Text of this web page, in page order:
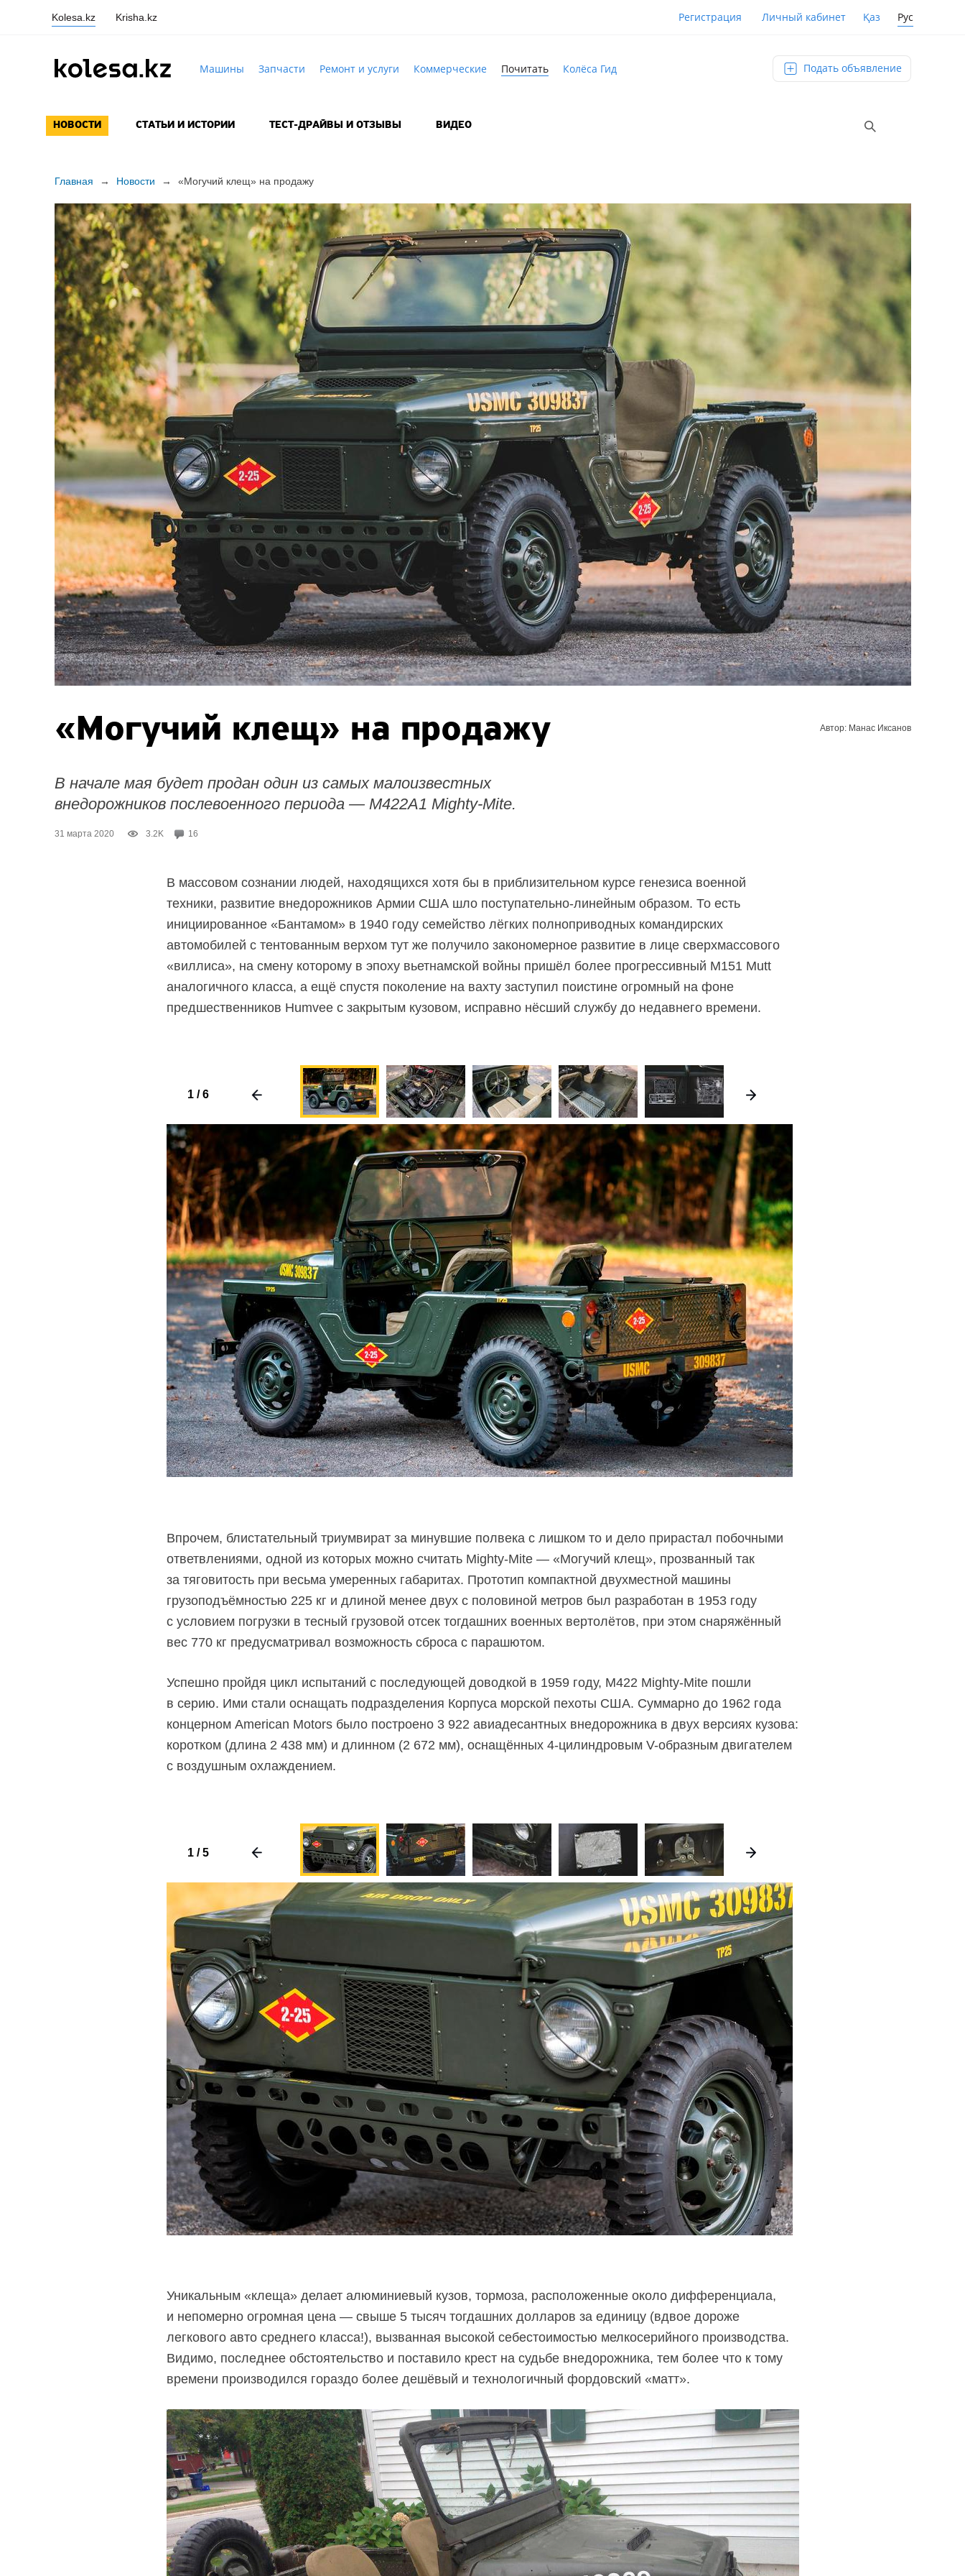
Kolesa.kz Krisha.kz Регистрация Личный кабинет Қаз Рус
Машины Запчасти Ремонт и услуги Коммерческие Почитать Колёса Гид Подать объявление
НОВОСТИ СТАТЬИ И ИСТОРИИ ТЕСТ-ДРАЙВЫ И ОТЗЫВЫ ВИДЕО
Главная → Новости → «Могучий клещ» на продажу
«Могучий клещ» на продажу
В начале мая будет продан один из самых малоизвестных
внедорожников послевоенного периода — M422A1 Mighty-Mite.
31 марта 2020 3.2K 16
Автор: Манас Иксанов
В массовом сознании людей, находящихся хотя бы в приблизительном курсе генезиса военной
техники, развитие внедорожников Армии США шло поступательно-линейным образом. То есть
инициированное «Бантамом» в 1940 году семейство лёгких полноприводных командирских
автомобилей с тентованным верхом тут же получило закономерное развитие в лице сверхмассового
«виллиса», на смену которому в эпоху вьетнамской войны пришёл более прогрессивный M151 Mutt
аналогичного класса, а ещё спустя поколение на вахту заступил поистине огромный на фоне
предшественников Humvee с закрытым кузовом, исправно нёсший службу до недавнего времени.
1/6
Впрочем, блистательный триумвират за минувшие полвека с лишком то и дело прирастал побочными
ответвлениями, одной из которых можно считать Mighty-Mite — «Могучий клещ», прозванный так
за тяговитость при весьма умеренных габаритах. Прототип компактной двухместной машины
грузоподъёмностью 225 кг и длиной менее двух с половиной метров был разработан в 1953 году
с условием погрузки в тесный грузовой отсек тогдашних военных вертолётов, при этом снаряжённый
вес 770 кг предусматривал возможность сброса с парашютом.
Успешно пройдя цикл испытаний с последующей доводкой в 1959 году, M422 Mighty-Mite пошли
в серию. Ими стали оснащать подразделения Корпуса морской пехоты США. Суммарно до 1962 года
концерном American Motors было построено 3 922 авиадесантных внедорожника в двух версиях кузова:
коротком (длина 2 438 мм) и длинном (2 672 мм), оснащённых 4-цилиндровым V-образным двигателем
с воздушным охлаждением.
1/5
Уникальным «клеща» делает алюминиевый кузов, тормоза, расположенные около дифференциала,
и непомерно огромная цена — свыше 5 тысяч тогдашних долларов за единицу (вдвое дороже
легкового авто среднего класса!), вызванная высокой себестоимостью мелкосерийного производства.
Видимо, последнее обстоятельство и поставило крест на судьбе внедорожника, тем более что к тому
времени производился гораздо более дешёвый и технологичный фордовский «матт».